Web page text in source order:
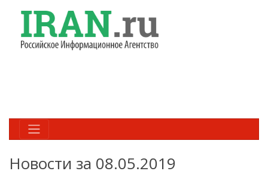
Новости за 08.05.2019